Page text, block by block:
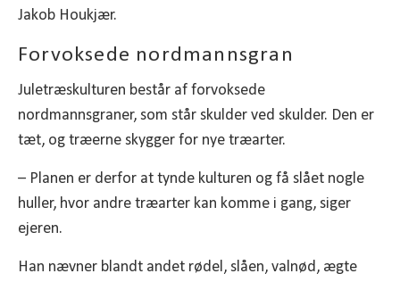
Jakob Houkjær.
Forvoksede nordmannsgran
Juletræskulturen består af forvoksede
nordmannsgraner, som står skulder ved skulder. Den er
tæt, og træerne skygger for nye træarter.
– Planen er derfor at tynde kulturen og få slået nogle
huller, hvor andre træarter kan komme i gang, siger
ejeren.
Han nævner blandt andet rødel, slåen, valnød, ægte